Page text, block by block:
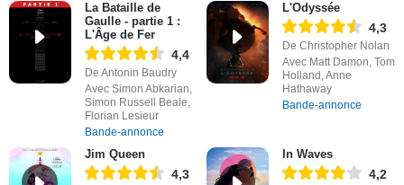
La Bataille de
Gaulle - partie 1 :
L'Âge de Fer
4,4
De Antonin Baudry
Avec Simon Abkarian,
Simon Russell Beale,
Florian Lesieur
Bande-annonce
L'Odyssée
4,3
De Christopher Nolan
Avec Matt Damon, Tom
Holland, Anne
Hathaway
Bande-annonce
Jim Queen
4,3
In Waves
4,2